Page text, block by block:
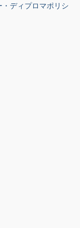
ディプロマポリシ